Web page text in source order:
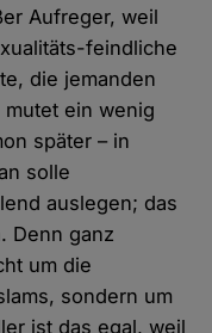
Aufreger, weil
feindliche
die jemanden
ein wenig
später – in
solle
auslegen; das
Denn ganz
um die
sondern um
ist das egal, weil